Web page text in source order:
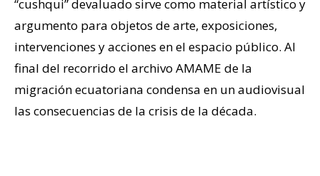
“cushqui” devaluado sirve como material artístico y
argumento para objetos de arte, exposiciones,
intervenciones y acciones en el espacio público. Al
final del recorrido el archivo AMAME de la
migración ecuatoriana condensa en un audiovisual
las consecuencias de la crisis de la década.